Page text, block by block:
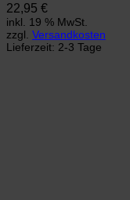
22,95 €
inkl. 19 % MwSt.
zzgl. Versandkosten
Lieferzeit: 2-3 Tage